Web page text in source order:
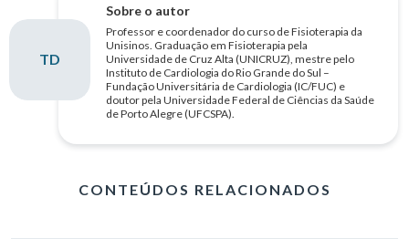
TD
Sobre o autor
Professor e coordenador do curso de Fisioterapia da
Unisinos. Graduação em Fisioterapia pela
Universidade de Cruz Alta (UNICRUZ), mestre pelo
Instituto de Cardiologia do Rio Grande do Sul –
Fundação Universitária de Cardiologia (IC/FUC) e
doutor pela Universidade Federal de Ciências da Saúde
de Porto Alegre (UFCSPA).
CONTEÚDOS RELACIONADOS